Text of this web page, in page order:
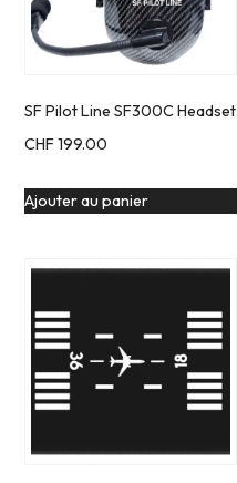
SF Pilot Line SF300C Headset
CHF199.00
Ajouter au panier